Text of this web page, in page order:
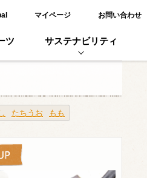
新しいウィンドウで開く
マイページ お問い合わせ
ツ サステナビリティ
たちうお もも